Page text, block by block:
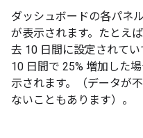
ダッシュボードの各パネ
が表示されます。たとえ
去 10 日間に設定されて
10 日間で 25% 増加した場
示されます。（データが
ないこともあります）。